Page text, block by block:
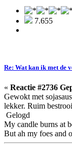
7.655
Re: Wat kan ik met de
« Reactie #2736
Gewokt met
lekker. Ruim
Gelogd
My candle burns at
But ah my foes and